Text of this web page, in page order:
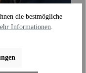
die bestmögliche
Informationen.